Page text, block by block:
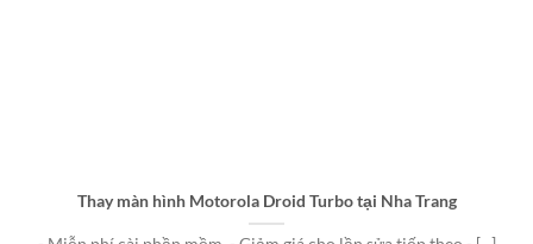
Thay màn hình Motorola Droid Turbo tại Nha Trang